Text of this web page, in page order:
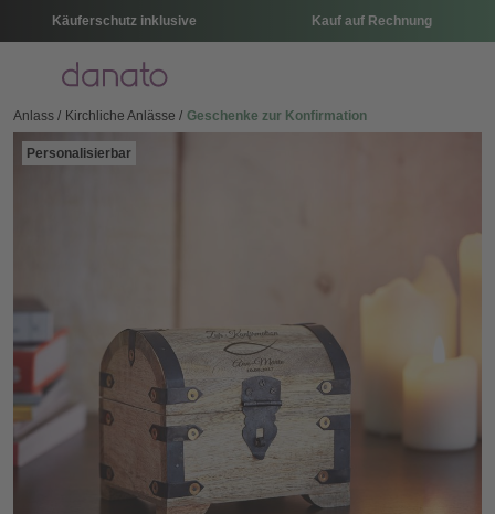
Käuferschutz inklusive Kauf auf Rechnung
Menü
Anlass Kirchliche Anlässe Geschenke zur Konfirmation
Personalisierbar